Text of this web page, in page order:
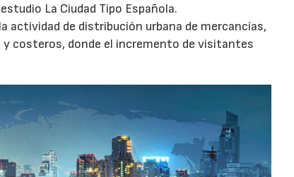
La Ciudad Tipo Española.
actividad de distribución urbana de mercancías,
costeros, donde el incremento de visitantes